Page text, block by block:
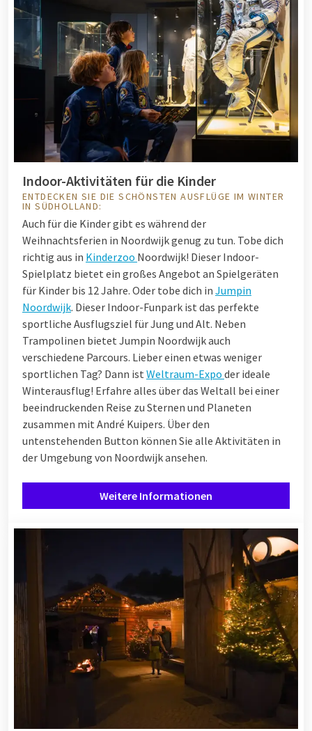
Indoor-Aktivitäten für die Kinder
ENTDECKEN SIE DIE SCHÖNSTEN AUSFLÜGE IM WINTER
IN SÜDHOLLAND:
Auch für die Kinder gibt es während der
Weihnachtsferien in Noordwijk genug zu tun. Tobe dich
richtig aus in Kinderzoo Noordwijk! Dieser Indoor-
Spielplatz bietet ein großes Angebot an Spielgeräten
für Kinder bis 12 Jahre. Oder tobe dich in Jumpin
Noordwijk. Dieser Indoor-Funpark ist das perfekte
sportliche Ausflugsziel für Jung und Alt. Neben
Trampolinen bietet Jumpin Noordwijk auch
verschiedene Parcours. Lieber einen etwas weniger
sportlichen Tag? Dann ist Weltraum-Expo der ideale
Winterausflug! Erfahre alles über das Weltall bei einer
beeindruckenden Reise zu Sternen und Planeten
zusammen mit André Kuipers. Über den
untenstehenden Button können Sie alle Aktivitäten in
der Umgebung von Noordwijk ansehen.
Weitere Informationen